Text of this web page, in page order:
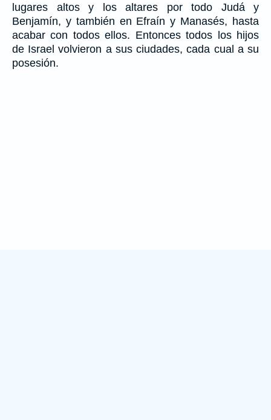
lugares altos y los altares por todo Judá y
Benjamín, y también en Efraín y Manasés, hasta
acabar con todos ellos. Entonces todos los hijos
de Israel volvieron a sus ciudades, cada cual a su
posesión.